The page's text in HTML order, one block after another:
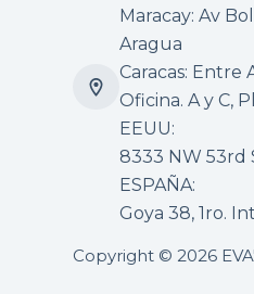
Maracay: Av
Aragua
Caracas: Entre
Oficina. A y C,
EEUU:
8333 NW 53rd
ESPAÑA:
Goya 38, 1ro.
Copyright © 2026